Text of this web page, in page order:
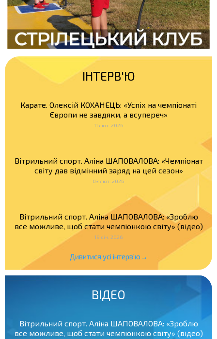
ІНТЕРВ'Ю
Карате. Олексій КОХАНЕЦЬ: «Успіх на чемпіонаті
Європи не завдяки, а всупереч»
11 лют. 2026
Вітрильний спорт. Аліна ШАПОВАЛОВА: «Чемпіонат
світу дав відмінний заряд на цей сезон»
03 лют. 2026
Вітрильний спорт. Аліна ШАПОВАЛОВА: «Зроблю
все можливе, щоб стати чемпіонкою світу» (відео)
19 січ. 2026
Дивитися усі інтерв'ю→
ВІДЕО
Вітрильний спорт. Аліна ШАПОВАЛОВА: «Зроблю
все можливе, щоб стати чемпіонкою світу» (відео)